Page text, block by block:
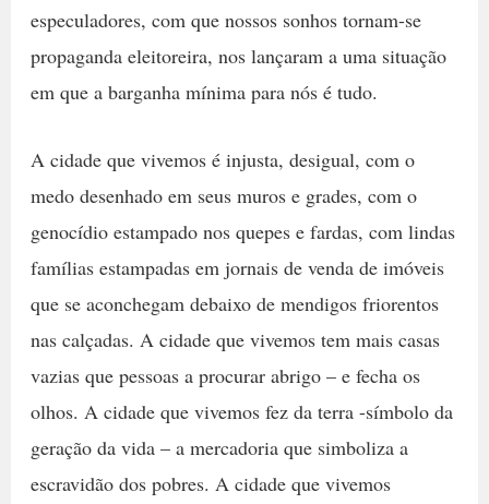
especuladores, com que nossos sonhos tornam-se
propaganda eleitoreira, nos lançaram a uma situação
em que a barganha mínima para nós é tudo.
A cidade que vivemos é injusta, desigual, com o
medo desenhado em seus muros e grades, com o
genocídio estampado nos quepes e fardas, com lindas
famílias estampadas em jornais de venda de imóveis
que se aconchegam debaixo de mendigos friorentos
nas calçadas. A cidade que vivemos tem mais casas
vazias que pessoas a procurar abrigo – e fecha os
olhos. A cidade que vivemos fez da terra -símbolo da
geração da vida – a mercadoria que simboliza a
escravidão dos pobres. A cidade que vivemos